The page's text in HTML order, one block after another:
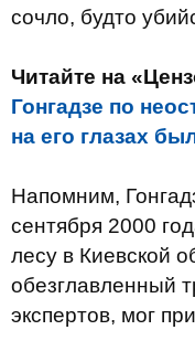
сочло, будто
Читайте на
Гонгадзе по
на его глазах
Напомним,
сентября 2000
лесу в Киевской
обезглавленный
экспертов, мог